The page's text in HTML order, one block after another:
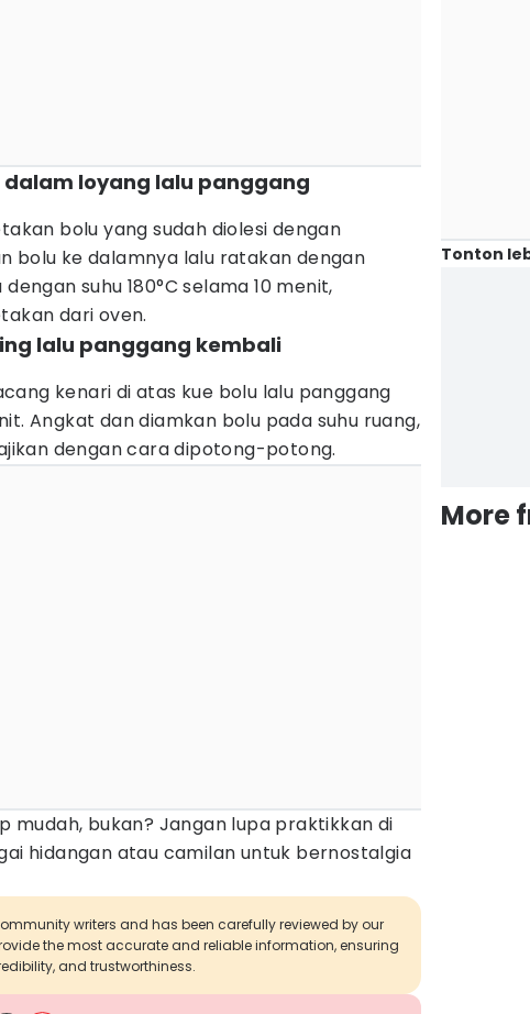
dalam loyang lalu panggang
bolu yang sudah diolesi dengan
bolu ke dalamnya lalu ratakan dengan
suhu 180°C selama 10 menit,
dari oven.
lalu panggang kembali
kenari di atas kue bolu lalu panggang
Angkat dan diamkan bolu pada suhu ruang,
dengan cara dipotong-potong.
mudah, bukan? Jangan lupa praktikkan di
hidangan atau camilan untuk bernostalgia
writers and has been carefully reviewed by our
the most accurate and reliable information, ensuring
and trustworthiness.
Tonton
More